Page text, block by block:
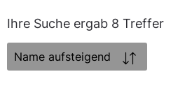
Ihre Suche ergab 8 Treffer
Sortierung: